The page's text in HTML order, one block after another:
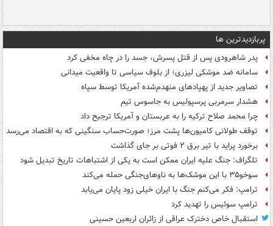
پربازدیدترین ها
پدر شاهرودی پس از قتل پسرش، جسد را در چاه مخفی کرد
سامانه ضد موشکی لیزری؛ از بلوف سیاسی تا واقعیت میدانی
تصاویر جدید از پهپادهای منهدم‌شده آمریکا توسط سپاه
هشدار سرمربی پرسپولیس به جاسوس تیم
چرا محمد صلاح ترکیه را به عربستان و آمریکا ترجیح داد
توقف طولانی کامیون‌ها پشت مرز؛ صورت‌حساب سنگینی که به اقتصاد می‌رسد
برخورد پراید با تیر برق ۲ فوتی بر جای گذاشت
تلگراف: جنگ علیه ایران ممکن است به یکی از اشتباهات تاریخ تبدیل شود
سوخو۳۵ با این موشک‌ها به ناوهای‌جنگی حمله می‌کند
ترامپ: فکر می‌کنم جنگ با ایران خیلی زود پایان می‌یابد
ترامپ سوئیس را تهدید کرد
استقبال خاص دخترک عراقی از زائران اربعین حسینی